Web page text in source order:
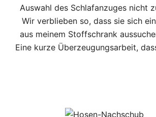
Auswahl des Schlafanzuges nicht
Wir verblieben so, dass sie sich
aus meinem Stoffschrank
Eine kurze Überzeugungsarbeit,